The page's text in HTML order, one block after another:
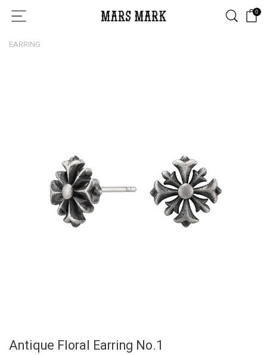
0
EARRING
Antique Floral Earring No.1